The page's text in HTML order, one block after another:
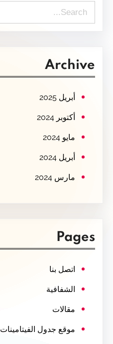
e
c
Archive
أبريل 2025
أكتوبر 2024
مايو 2024
أبريل 2024
مارس 2024
Pages
اتصل بنا
الشفافية
مقالات
موقع جدول الفيتامينات